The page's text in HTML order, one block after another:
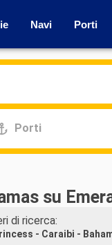
Navi Porti
Porti
su
di ricerca:
- Caraibi -